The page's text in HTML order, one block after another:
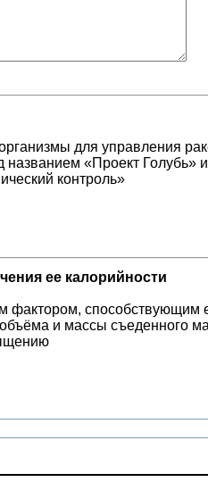
для управления
«Проект Голубь»
контроль»
ее калорийности
фактором, способствующим
и массы съеденного